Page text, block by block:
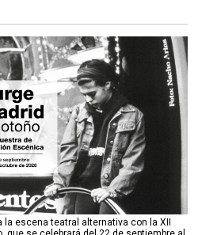
la escena teatral alternativa con la XII